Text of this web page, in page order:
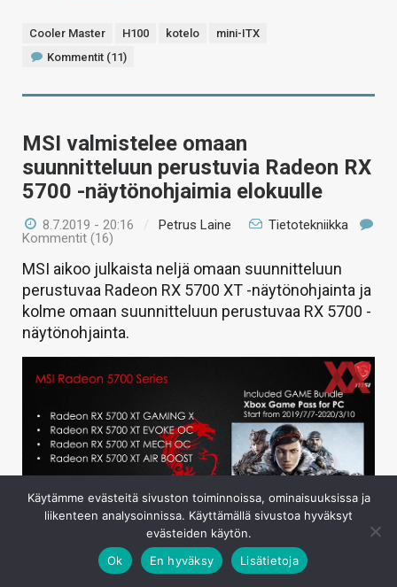
Cooler Master H100 kotelo
mini-ITX
Kommentit (11)
MSI valmistelee omaan
suunnitteluun perustuvia Radeon RX
5700 -näytönohjaimia elokuulle
8.7.2019 - 20:16 / Petrus Laine
Tietotekniikka
Kommentit (16)
MSI aikoo julkaista neljä omaan suunnitteluun
perustuvaa Radeon RX 5700 XT -näytönohjainta ja
kolme omaan suunnitteluun perustuvaa RX 5700 -
näytönohjainta.
AMD:n Navi-koodinimelliset, RDNA-arkkitehtuuriin
Käytämme evästeitä sivuston toiminnoissa, ominaisuuksissa ja
liikenteen analysoinnissa. Käyttämällä sivustoa hyväksyt
evästeiden käytön.
Ok
En hyväksy Lisätietoja